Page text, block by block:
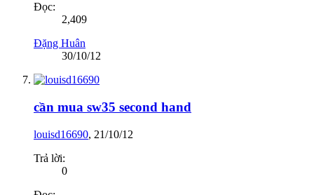
Đọc:
2,409
Đặng Huân
30/10/12
cần mua sw35 second hand
louisd16690, 21/10/12
Trả lời:
0